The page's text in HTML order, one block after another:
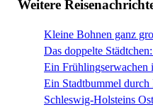
Weitere
Kleine Bohnen ganz
Das doppelte
Ein Frühlingserwachen
Ein Stadtbummel durch
Schleswig-Holsteins